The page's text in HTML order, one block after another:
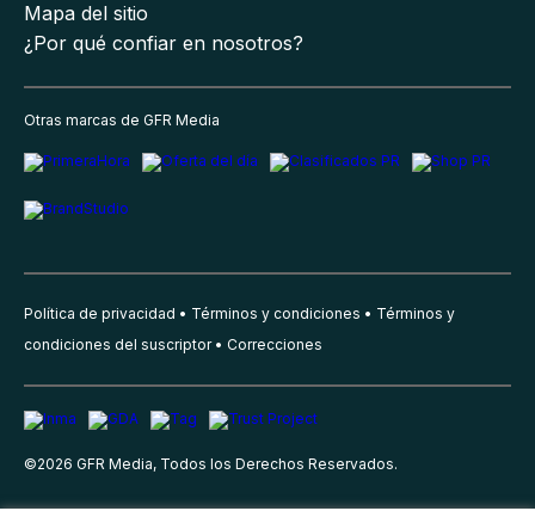
Mapa del sitio
¿Por qué confiar en nosotros?
Otras marcas de GFR Media
Política de privacidad Términos y condiciones
Términos y
condiciones del suscriptor
Correcciones
©2026 GFR Media, Todos los Derechos Reservados.